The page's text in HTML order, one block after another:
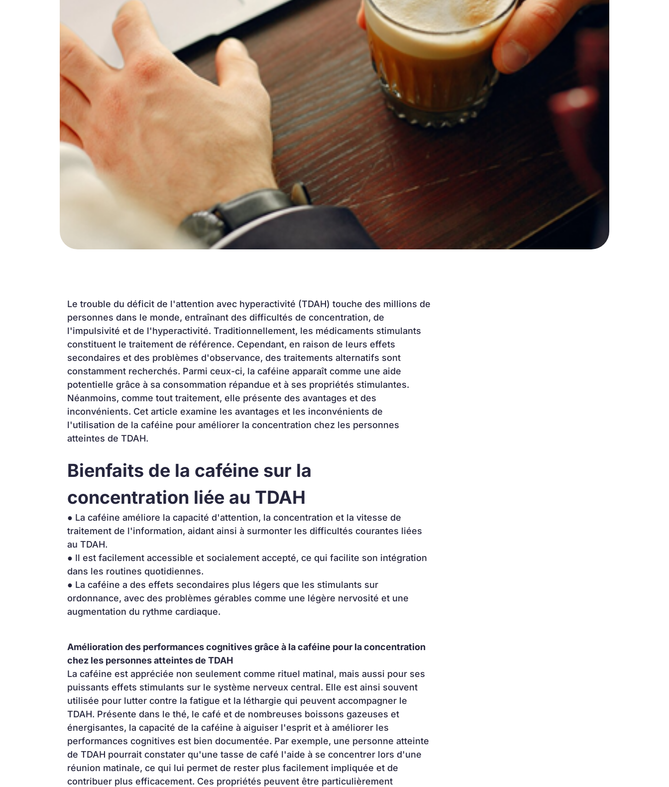
Le trouble du déficit de l'attention avec hyperactivité (TDAH) touche des millions de
personnes dans le monde, entraînant des difficultés de concentration, de
l'impulsivité et de l'hyperactivité. Traditionnellement, les médicaments stimulants
constituent le traitement de référence. Cependant, en raison de leurs effets
secondaires et des problèmes d'observance, des traitements alternatifs sont
constamment recherchés. Parmi ceux-ci, la caféine apparaît comme une aide
potentielle grâce à sa consommation répandue et à ses propriétés stimulantes.
Néanmoins, comme tout traitement, elle présente des avantages et des
inconvénients. Cet article examine les avantages et les inconvénients de
l'utilisation de la caféine pour améliorer la concentration chez les personnes
atteintes de TDAH.
Bienfaits de la caféine sur la
concentration liée au TDAH
● La caféine améliore la capacité d'attention, la concentration et la vitesse de
traitement de l'information, aidant ainsi à surmonter les difficultés courantes liées
au TDAH.
● Il est facilement accessible et socialement accepté, ce qui facilite son intégration
dans les routines quotidiennes.
● La caféine a des effets secondaires plus légers que les stimulants sur
ordonnance, avec des problèmes gérables comme une légère nervosité et une
augmentation du rythme cardiaque.
Amélioration des performances cognitives grâce à la caféine pour la concentration
chez les personnes atteintes de TDAH
La caféine est appréciée non seulement comme rituel matinal, mais aussi pour ses
puissants effets stimulants sur le système nerveux central. Elle est ainsi souvent
utilisée pour lutter contre la fatigue et la léthargie qui peuvent accompagner le
TDAH. Présente dans le thé, le café et de nombreuses boissons gazeuses et
énergisantes, la capacité de la caféine à aiguiser l'esprit et à améliorer les
performances cognitives est bien documentée. Par exemple, une personne atteinte
de TDAH pourrait constater qu'une tasse de café l'aide à se concentrer lors d'une
réunion matinale, ce qui lui permet de rester plus facilement impliquée et de
contribuer plus efficacement. Ces propriétés peuvent être particulièrement